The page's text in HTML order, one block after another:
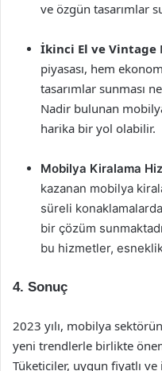
ve özgün tasarımlar
İkinci El ve Vintage
piyasası, hem
tasarımlar sunması
Nadir bulunan
harika bir yol olabilir.
Mobilya Kiralama
kazanan mobilya
süreli
bir çözüm
bu hizmetler,
4. Sonuç
2023 yılı, mobilya
yeni trendlerle birlikte
Tüketiciler, uygun fiyatlı